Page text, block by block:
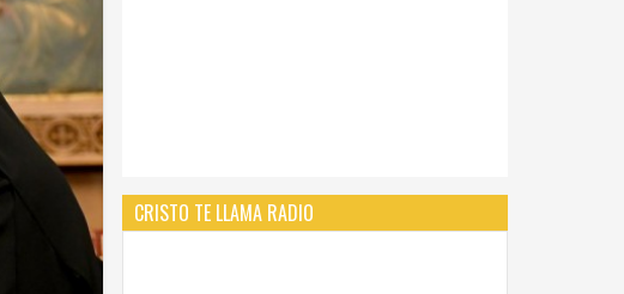
CRISTO TE LLAMA RADIO